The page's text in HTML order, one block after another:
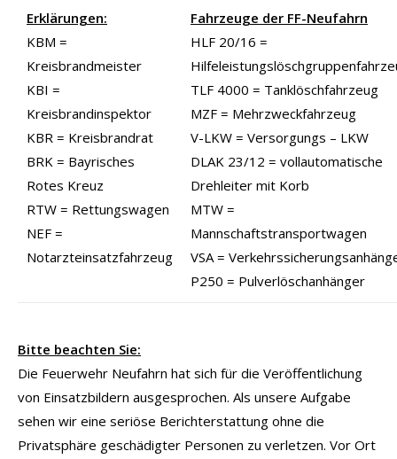
Erklärungen:
KBM =
Kreisbrandmeister
KBI =
Kreisbrandinspektor
KBR = Kreisbrandrat
BRK = Bayrisches
Rotes Kreuz
RTW = Rettungswagen
NEF =
Notarzteinsatzfahrzeug
Fahrzeuge der FF-Neufahrn
HLF 20/16 =
TLF 4000 = Tanklöschfahrzeug
MZF = Mehrzweckfahrzeug
V-LKW = Versorgungs – LKW
DLAK 23/12 = vollautomatische
Drehleiter mit Korb
MTW =
Mannschaftstransportwagen
VSA =
P250 = Pulverlöschanhänger
Bitte beachten Sie:
Die Feuerwehr Neufahrn hat sich für die Veröffentlichung
von Einsatzbildern ausgesprochen. Als unsere Aufgabe
sehen wir eine seriöse Berichterstattung ohne die
Privatsphäre geschädigter Personen zu verletzen. Vor Ort